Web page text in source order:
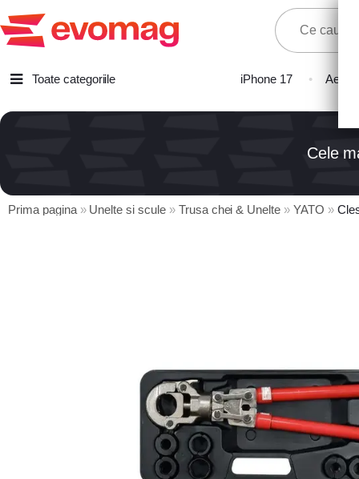
Toate categoriile
Laptopuri
Componente PC & Gaming
iPhone 17 Aer
Cele
Prima pagina » Unelte si scule » Trusa chei & Unelte » YATO »